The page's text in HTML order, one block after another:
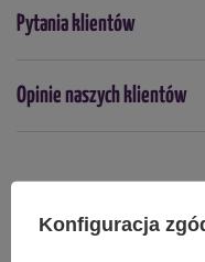
Symbol
4000159081260
nie
Podmiot odpowiedzialny za ten
Pytania klientów
Opinie naszych klientów
Konfiguracja